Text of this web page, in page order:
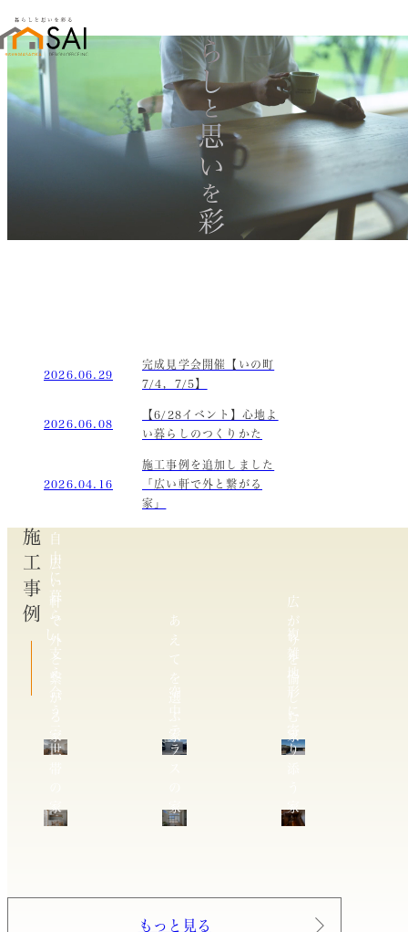
暮らし
と
思い
を
彩る
2026.06.29
完成見学会開催【いの町
7/4，7/5】
2026.06.08
【6/28イベント】心地よ
い暮らしのつくりかた
2026.04.16
施工事例を追加しました
「広い軒で外と繋がる
家」
施工事例
広
い
軒
で
外
と
繋
が
る
あ
え
て
を
選
広
が
り
を
愉
し
自
由
に
暮
ら
し、
支
え
合
う
世
家
空
ラ
家
複
雑
地
形
り
家
もっと見る